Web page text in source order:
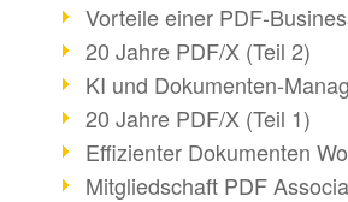
Vorteile einer PDF-
20 Jahre PDF/X (Teil 2)
KI und Dokumenten-
20 Jahre PDF/X (Teil 1)
Effizienter Dokumenten
Mitgliedschaft PDF